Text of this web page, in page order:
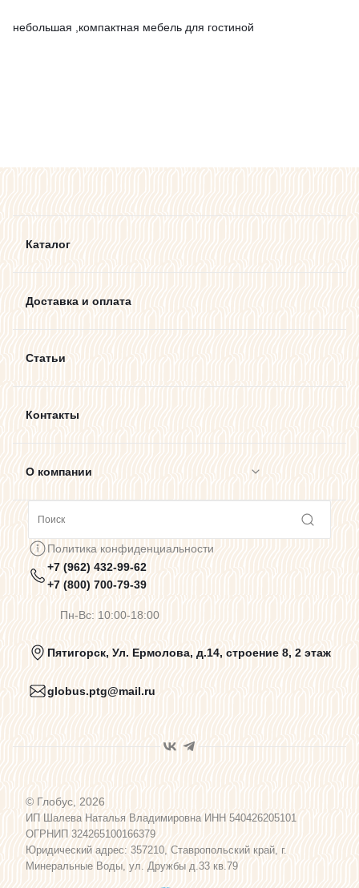
небольшая ,компактная мебель для гостиной
Каталог
Доставка и оплата
Статьи
Контакты
О компании
Предупреждения о цветопередаче
Политика конфиденциальности
Пользовательское соглашение
Программа лояльности
Карта сайта
Политика конфиденциальности
+7 (962) 432-99-62
+7 (800) 700-79-39
Пн-Вс: 10:00-18:00
Пятигорск, Ул. Ермолова, д.14, строение 8, 2 этаж
globus.ptg@mail.ru
© Глобус, 2026
ИП Шалева Наталья Владимировна ИНН 540426205101
ОГРНИП 324265100166379
Юридический адрес: 357210, Ставропольский край, г.
Минеральные Воды, ул. Дружбы д.33 кв.79